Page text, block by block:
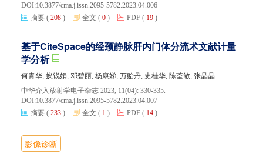
DOI:10.3877/cma.j.issn.2095-5782.2023.04.006
摘要 ( 208 ) 全文 ( 0 ) PDF ( 19 )
基于CiteSpace的经颈静脉肝内门体分流术文献计量
学分析
何青华, 蚁锐娟, 邓碧丽, 杨康娣, 万贻丹, 史桂华, 陈荃敏, 张晶晶
中华介入放射学电子杂志 2023, 11(04): 330-335.
DOI:10.3877/cma.j.issn.2095-5782.2023.04.007
摘要 ( 233 ) 全文 ( 1 ) PDF ( 14 )
影像诊断